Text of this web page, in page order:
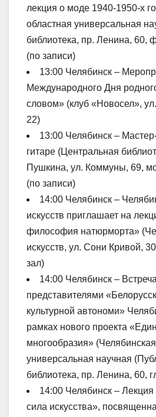
лекция о моде 1940-1950-х
областная универсальная
библиотека, пр. Ленина, 60,
(по записи)
13:00 Челябинск –
Международного Дня
словом» (клуб «Новосел»,
22)
13:00 Челябинск –
гитаре (Центральная
Пушкина, ул. Коммуны, 69,
(по записи)
14:00 Челябинск –
искусств приглашает на
философия натюрморта»
искусств, ул. Сони Кривой,
зал)
14:00 Челябинск –
представителями
культурной автономи»
рамках нового проекта
многообразия»
универсальная научная
библиотека, пр. Ленина, 60,
14:00 Челябинск –
сила искусства»,